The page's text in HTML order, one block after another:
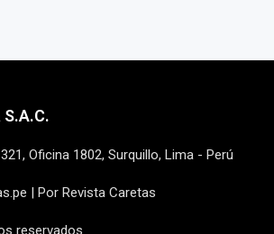
Oficina 1802, Surquillo, Lima - Perú
| Por Revista Caretas
reservados